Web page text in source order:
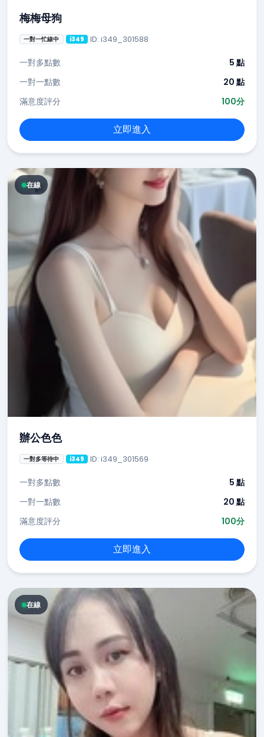
梅梅母狗
一對一忙線中 i349 ID: i349_301588
一對多點數
5 點
一對一點數
20 點
滿意度評分
100分
立即進入
在線
辦公色色
一對多等待中 i349 ID: i349_301569
一對多點數
5 點
一對一點數
20 點
滿意度評分
100分
立即進入
在線